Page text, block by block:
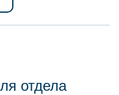
отдела